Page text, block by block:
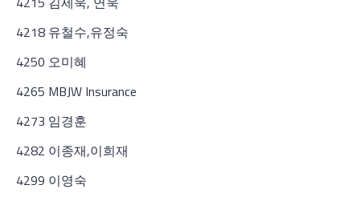
4218 유철수,유정숙
4250 오미혜
4265 MBJW Insurance
4273 임경훈
4282 이종재,이희재
4299 이영숙